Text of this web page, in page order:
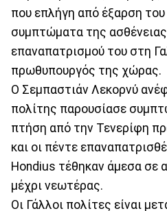
που επλήγη από έξαρση
συμπτώματα της
επαναπατρισμού του στη
πρωθυπουργός της χώρας.
Ο Σεμπαστιάν Λεκορνύ
πολίτης παρουσίασε
πτήση από την Τενερίφη
και οι πέντε
Hondius τέθηκαν άμεσα σε
μέχρι νεωτέρας.
Οι Γάλλοι πολίτες είναι